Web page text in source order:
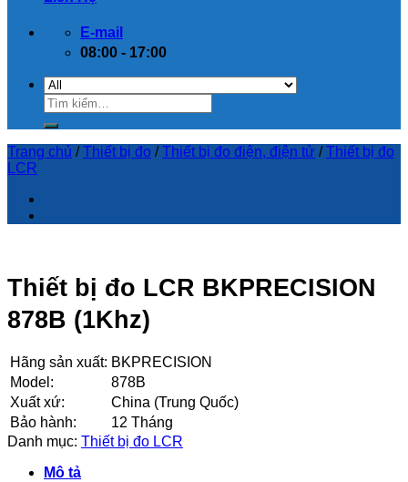
E-mail
08:00 - 17:00
Trang chủ / Thiết bị đo / Thiết bị đo điện, điện tử / Thiết bị đo
LCR
Thiết bị đo LCR BKPRECISION
878B (1Khz)
Hãng sản xuất: BKPRECISION
Model:
878B
Xuất xứ:
China (Trung Quốc)
Bảo hành:
12 Tháng
Danh mục: Thiết bị đo LCR
Mô tả